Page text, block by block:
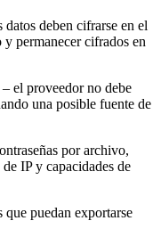
datos deben cifrarse en el
permanecer cifrados en
– el proveedor no debe
una posible fuente de
por archivo,
IP y capacidades de
que puedan exportarse